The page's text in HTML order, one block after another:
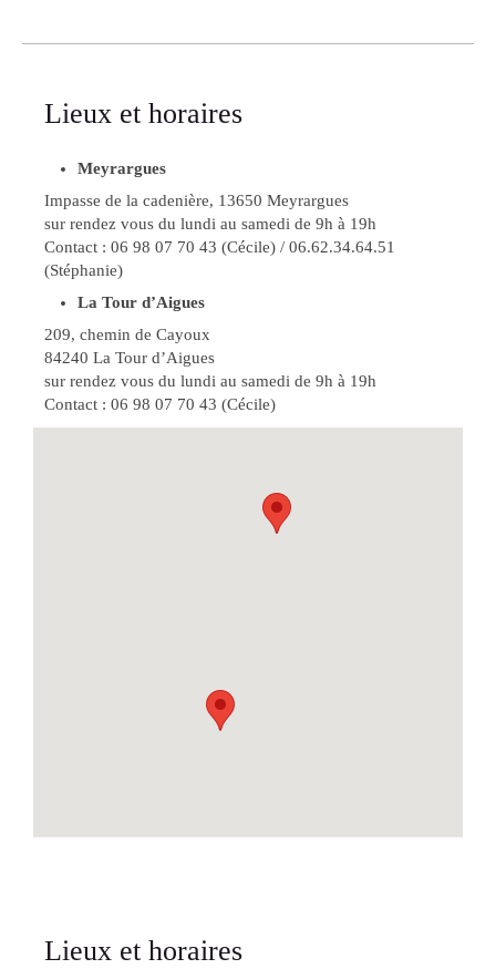
Lieux et horaires
Meyrargues
Impasse de la cadenière, 13650 Meyrargues
sur rendez vous du lundi au samedi de 9h à 19h
Contact : 06 98 07 70 43 (Cécile) / 06.62.34.64.51
(Stéphanie)
La Tour d’Aigues
209, chemin de Cayoux
84240 La Tour d’Aigues
sur rendez vous du lundi au samedi de 9h à 19h
Contact : 06 98 07 70 43 (Cécile)
Lieux et horaires